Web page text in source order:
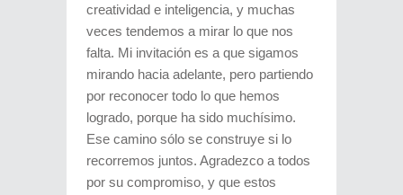
creatividad e inteligencia, y muchas
veces tendemos a mirar lo que nos
falta. Mi invitación es a que sigamos
mirando hacia adelante, pero partiendo
por reconocer todo lo que hemos
logrado, porque ha sido muchísimo.
Ese camino sólo se construye si lo
recorremos juntos. Agradezco a todos
por su compromiso, y que estos